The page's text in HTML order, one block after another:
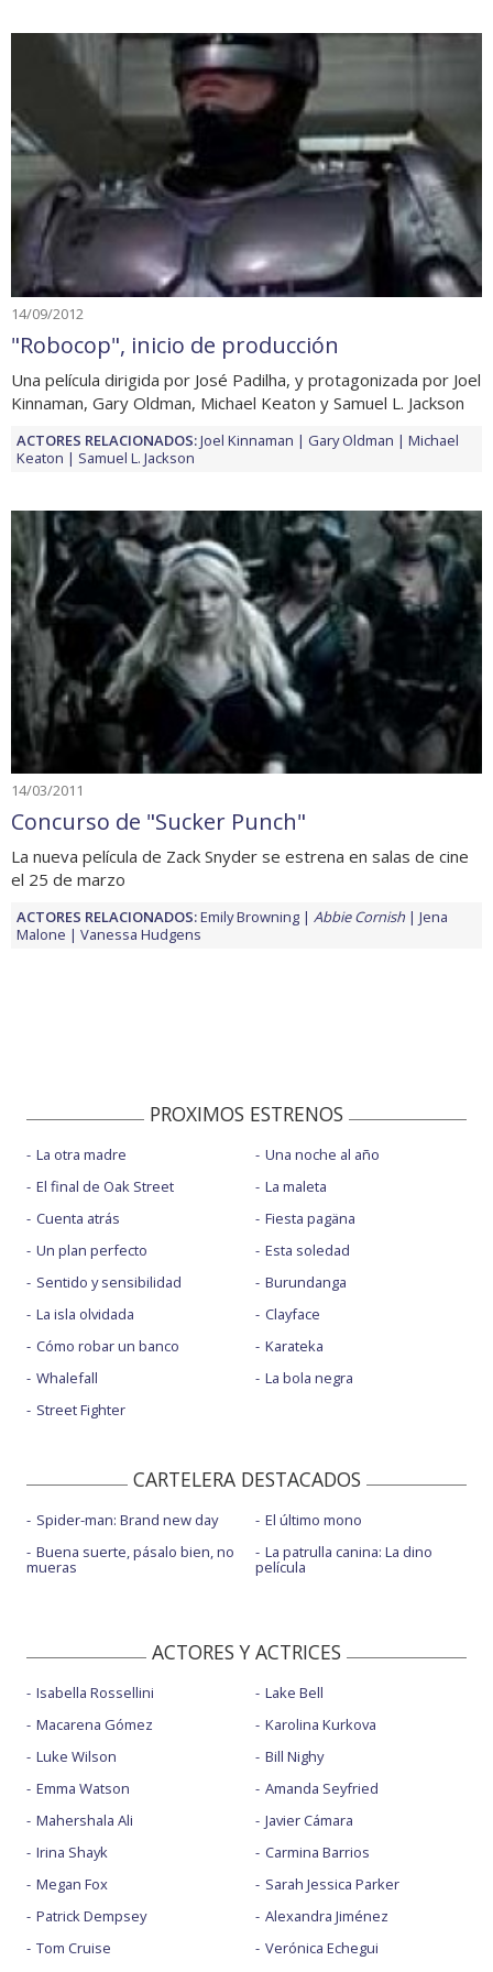
14/09/2012
"Robocop", inicio de producción
Una película dirigida por José Padilha, y protagonizada por Joel
Kinnaman, Gary Oldman, Michael Keaton y Samuel L. Jackson
ACTORES RELACIONADOS:Joel Kinnaman Gary Oldman
Michael
Keaton
Samuel L. Jackson
14/03/2011
Concurso de "Sucker Punch"
La nueva película de Zack Snyder se estrena en salas de cine
el 25 de marzo
ACTORES RELACIONADOS:Emily Browning Abbie Cornish
Jena
Malone
Vanessa Hudgens
PROXIMOS ESTRENOS
La otra madre
El final de Oak Street
Cuenta atrás
Un plan perfecto
Sentido y sensibilidad
La isla olvidada
Cómo robar un banco
Whalefall
Street Fighter
Una noche al año
La maleta
Fiesta pagäna
Esta soledad
Burundanga
Clayface
Karateka
La bola negra
CARTELERA DESTACADOS
Spider-man: Brand new day
Buena suerte, pásalo bien, no
mueras
El último mono
La patrulla canina: La dino
película
ACTORES Y ACTRICES
Isabella Rossellini
Macarena Gómez
Luke Wilson
Emma Watson
Mahershala Ali
Irina Shayk
Megan Fox
Patrick Dempsey
Tom Cruise
Lake Bell
Karolina Kurkova
Bill Nighy
Amanda Seyfried
Javier Cámara
Carmina Barrios
Sarah Jessica Parker
Alexandra Jiménez
Verónica Echegui